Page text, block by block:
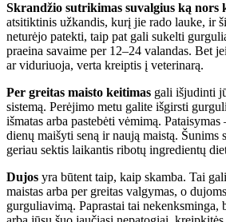
Skrandžio sutrikimas suvalgius ką nors
atsitiktinis užkandis, kurį jie rado lauke, ir
neturėjo patekti, taip pat gali sukelti
praeina savaime per 12–24 valandas. Bet
ar viduriuoja, verta kreiptis į veterinarą.
Per greitas maisto keitimas gali išjudinti
sistemą. Perėjimo metu galite išgirsti
išmatas arba pastebėti vėmimą.
dienų maišyti seną ir naują maistą. Šunims
geriau sektis laikantis ribotų ingredientų
Dujos yra būtent taip, kaip skamba. Tai
maistas arba per greitas valgymas, o
gurguliavimą. Paprastai tai nekenksminga,